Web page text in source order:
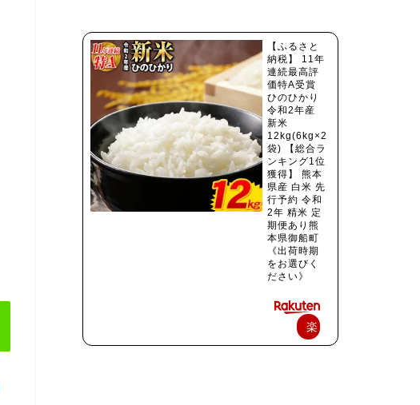
【ふるさと
納税】 11年
連続最高評
価特A受賞
ひのひかり
令和2年産
新米
12kg(6kg×2
袋) 【総合ラ
ンキング1位
獲得】 熊本
県産 白米 先
行予約 令和
2年 精米 定
期便あり熊
本県御船町
《出荷時期
をお選びく
ださい》
楽